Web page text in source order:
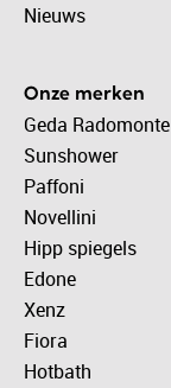
Nieuws
Onze merken
Geda Radomonte
Sunshower
Paffoni
Novellini
Hipp spiegels
Edone
Xenz
Fiora
Hotbath